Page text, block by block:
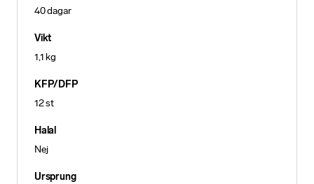
40 dagar
Vikt
1,1 kg
KFP/DFP
12 st
Halal
Nej
Ursprung